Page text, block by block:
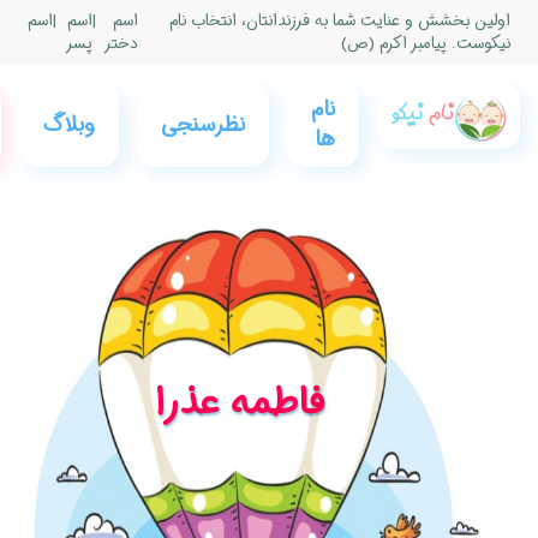
اسم
پسر
|اسم
وبلاگ
فروشگاه
عضویت
و ورود